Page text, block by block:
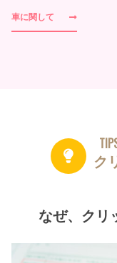
車に関して
ク
なぜ、クリ